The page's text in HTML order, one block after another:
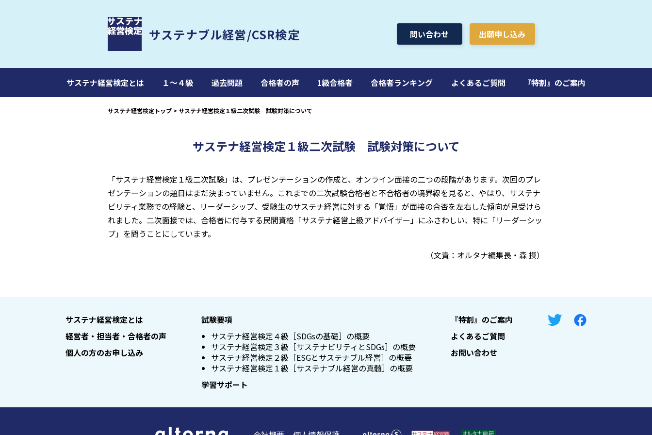
サステナブル経営/CSR検定 問い合わせ 出願申し込み
サステナ経営検定とは １～４級 過去問題 合格者の声 1級合格者 合格者ランキング よくあるご質問 『特割』のご案内
サステナ経営検定トップ > サステナ経営検定１級二次試験 試験対策について
サステナ経営検定１級二次試験 試験対策について
「サステナ経営検定１級二次試験」は、プレゼンテーションの作成と、オンライン面接の二つの段階があります。次回のプレ
ゼンテーションの題目はまだ決まっていません。これまでの二次試験合格者と不合格者の境界線を見ると、やはり、サステナ
ビリティ業務での経験と、リーダーシップ、受験生のサステナ経営に対する「覚悟」が面接の合否を左右した傾向が見受けら
れました。二次面接では、合格者に付与する民間資格「サステナ経営上級アドバイザー」にふさわしい、特に「リーダーシッ
プ」を問うことにしています。
（文責：オルタナ編集長・森 摂）
サステナ経営検定とは
経営者・担当者・合格者の声
個人の方のお申し込み
試験要項
サステナ経営検定４級［SDGsの基礎］の概要
サステナ経営検定３級［サステナビリティとSDGs］の概要
サステナ経営検定２級［ESGとサステナブル経営］の概要
サステナ経営検定１級［サステナブル経営の真髄］の概要
学習サポート
『特割』のご案内
よくあるご質問
お問い合わせ